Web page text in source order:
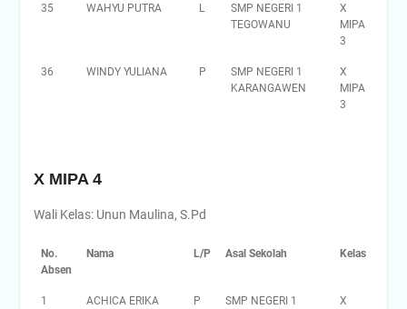
35 WAHYU PUTRA L
SMP NEGERI 1
TEGOWANU
X
MIPA
3
36 WINDY YULIANA P
SMP NEGERI 1
KARANGAWEN
X
MIPA
3
X MIPA 4
Wali Kelas: Unun Maulina, S.Pd
No.
Absen
Nama L/P Asal Sekolah Kelas
1 ACHICA ERIKA P
SMP NEGERI 1
X